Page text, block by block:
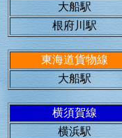
大船駅
根府川駅
東海道貨物線
大船駅
横須賀線
横浜駅